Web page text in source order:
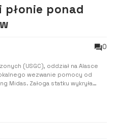
płonie ponad
0
(USGC), oddział na Alasce
wezwanie pomocy od